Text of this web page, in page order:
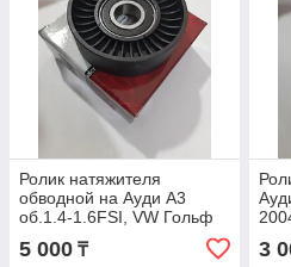
Ролик натяжителя
обводной на Ауди А3
об.1.4-1.6FSI, VW Гольф
5, Поло, Пассат Б6 об.1.4-
1.6Fsi, Шкода Рапид
5 000 ₸ 3